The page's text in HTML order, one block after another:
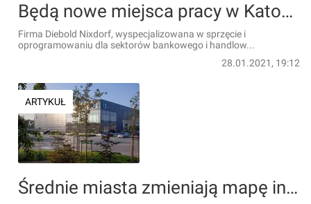
Będą nowe miejsca pracy w Katowicach. Diebold Nixdorf zwiększa zatrudnienie
Firma Diebold Nixdorf, wyspecjalizowana w sprzęcie i
oprogramowaniu dla sektorów bankowego i handlow...
28.01.2021, 19:12
ARTYKUŁ
Średnie miasta zmieniają mapę inwestycji logistycznych w Polsce [RANKING]